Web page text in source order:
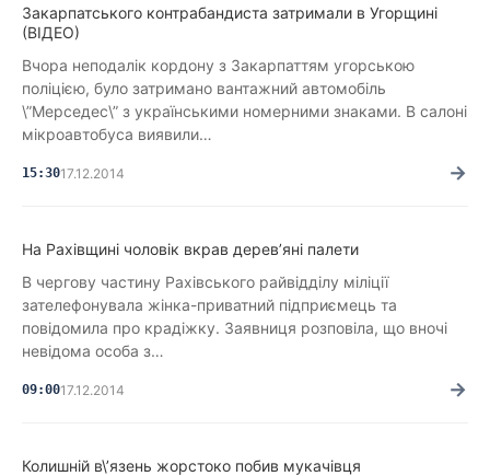
Закарпатського контрабандиста затримали в Угорщині
(ВІДЕО)
Вчора неподалік кордону з Закарпаттям угорською
поліцією, було затримано вантажний автомобіль
\”Мерседес\” з українськими номерними знаками. В салоні
мікроавтобуса виявили…
15:3017.12.2014 →
На Рахівщині чоловік вкрав дерев’яні палети
В чергову частину Рахівського райвідділу міліції
зателефонувала жінка-приватний підприємець та
повідомила про крадіжку. Заявниця розповіла, що вночі
невідома особа з…
09:0017.12.2014 →
Колишній в\’язень жорстоко побив мукачівця